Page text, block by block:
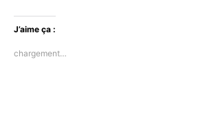
J’aime ça :
chargement…